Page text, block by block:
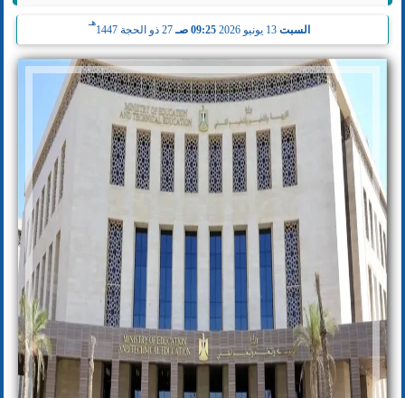
السبت 13 يونيو 2026 09:25 صـ 27 ذو الحجة 1447
هـ